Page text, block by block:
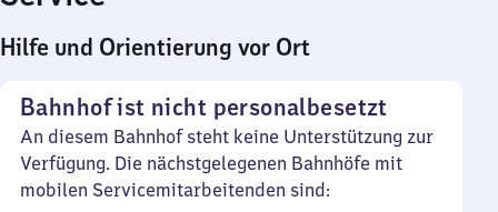
Hilfe und Orientierung vor Ort
Bahnhof ist nicht personalbesetzt
An diesem Bahnhof steht keine Unterstützung zur
Verfügung. Die nächstgelegenen Bahnhöfe mit
mobilen Servicemitarbeitenden sind: